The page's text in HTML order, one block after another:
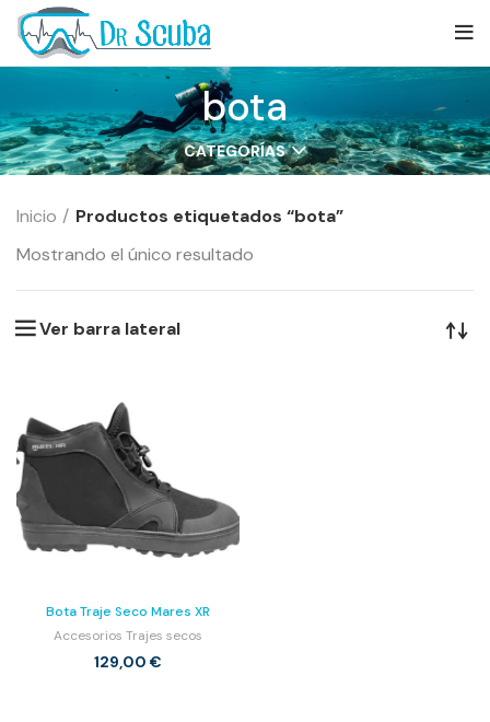
bota
CATEGORÍAS
Inicio
Productos etiquetados “bota”
Mostrando el único resultado
Ver barra lateral
Bota Traje Seco Mares XR
Accesorios Trajes secos
129,00 €